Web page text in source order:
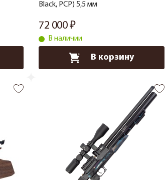
Black, PCP) 5,5 мм
72 000
В наличии
В корзину